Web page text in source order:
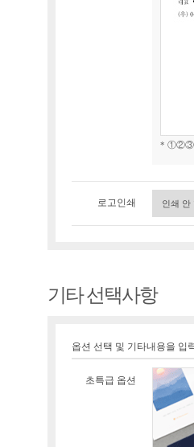
* ①②③
로고인쇄
기타 선택사항
옵션 선택 및 기타내용을 입
초특급 옵션